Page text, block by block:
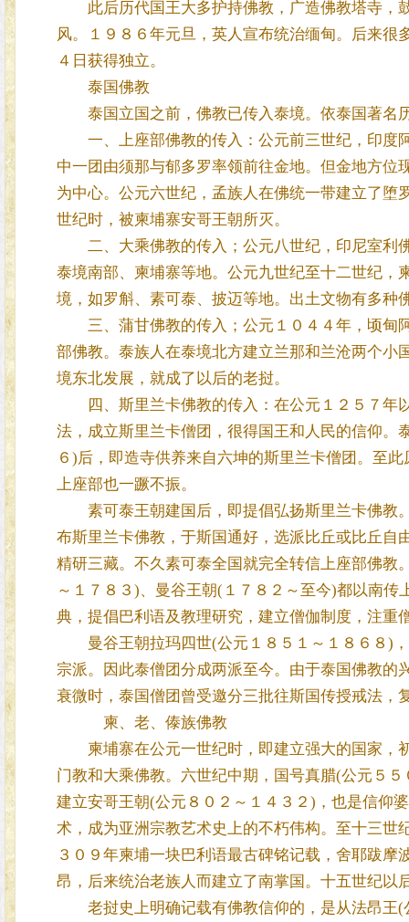
此后历代国王大多护持佛教，广造佛教塔寺，
风。１９８６年元旦，英人宣布统治缅甸。后来
４日获得独立。
泰国佛教
泰国立国之前，佛教已传入泰境。依泰国著名
一、上座部佛教的传入：公元前三世纪，印度
中一团由须那与郁多罗率领前往金地。但金地方
为中心。公元六世纪，孟族人在佛统一带建立了
世纪时，被柬埔寨安哥王朝所灭。
二、大乘佛教的传入；公元八世纪，印尼室利
泰境南部、柬埔寨等地。公元九世纪至十二世纪，
境，如罗斛、素可泰、披迈等地。出土文物有多种
三、蒲甘佛教的传入；公元１０４４年，顷甸
部佛教。泰族人在泰境北方建立兰那和兰沧两个小
境东北发展，就成了以后的老挝。
四、斯里兰卡佛教的传入：在公元１２５７年
法，成立斯里兰卡僧团，很得国王和人民的信仰
６)后，即造寺供养来自六坤的斯里兰卡僧团。至
上座部也一蹶不振。
素可泰王朝建国后，即提倡弘扬斯里兰卡佛教
布斯里兰卡佛教，于斯国通好，选派比丘或比丘自
精研三藏。不久素可泰全国就完全转信上座部佛
～１７８３)、曼谷王朝(１７８２～至今)都以南
典，提倡巴利语及教理研究，建立僧伽制度，注重
曼谷王朝拉玛四世(公元１８５１～１８６８)，
宗派。因此泰僧团分成两派至今。由于泰国佛教的
衰微时，泰国僧团曾受邀分三批往斯国传授戒法，
柬、老、傣族佛教
柬埔寨在公元一世纪时，即建立强大的国家，
门教和大乘佛教。六世纪中期，国号真腊(公元５
建立安哥王朝(公元８０２～１４３２)，也是信仰
术，成为亚洲宗教艺术史上的不朽伟构。至十三世
３０９年柬埔一块巴利语最古碑铭记载，舍耶跋
昂，后来统治老族人而建立了南掌国。十五世纪以
老挝史上明确记载有佛教信仰的，是从法昂王(